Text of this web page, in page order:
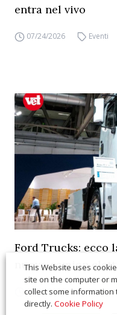
entra nel vivo
07/24/2026 Eventi
Ford Trucks: ecco
nuovo camion
07/22/2026
This Website uses
site on the computer or
collect some
directly. Cookie Policy